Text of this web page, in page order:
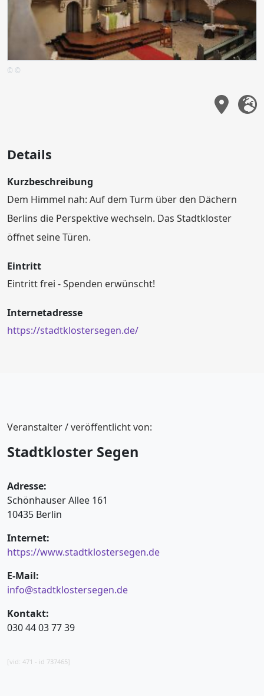
© ©
Details
Kurzbeschreibung
Dem Himmel nah: Auf dem Turm über den Dächern
Berlins die Perspektive wechseln. Das Stadtkloster
öffnet seine Türen.
Eintritt
Eintritt frei - Spenden erwünscht!
Internetadresse
https://stadtklostersegen.de/
Veranstalter / veröffentlicht von:
Stadtkloster Segen
Adresse:
Schönhauser Allee 161
10435 Berlin
Internet:
https://www.stadtklostersegen.de
E-Mail:
info@stadtklostersegen.de
Kontakt:
030 44 03 77 39
[vid: 471 - id 737465]